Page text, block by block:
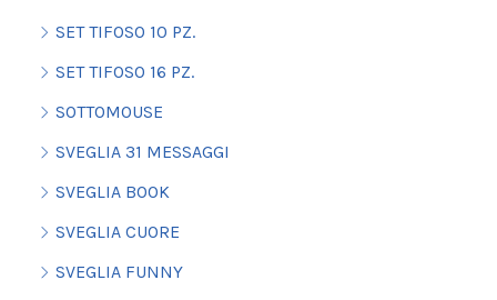
SET TIFOSO 10 PZ.
SET TIFOSO 16 PZ.
SOTTOMOUSE
SVEGLIA 31 MESSAGGI
SVEGLIA BOOK
SVEGLIA CUORE
SVEGLIA FUNNY